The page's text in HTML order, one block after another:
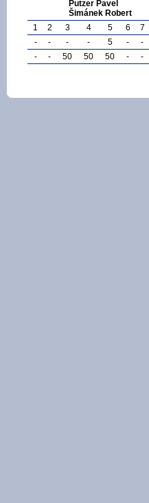
Putzer Pavel
Šimánek Robert
1 2 3 4 5 6 7
-
- - - 5 - -
-
- 50 50 50 - -